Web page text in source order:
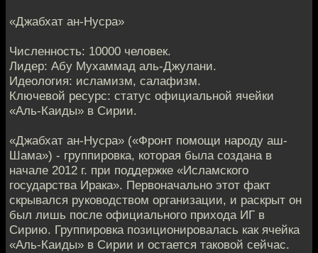
«Джабхат ан-Нусра»
Численность: 10000 человек.
Лидер: Абу Мухаммад аль-Джулани.
Идеология: исламизм, салафизм.
Ключевой ресурс: статус официальной ячейки
«Аль-Каиды» в Сирии.
«Джабхат ан-Нусра» («Фронт помощи народу аш-
Шама») - группировка, которая была создана в
начале 2012 г. при поддержке «Исламского
государства Ирака». Первоначально этот факт
скрывался руководством организации, и раскрыт он
был лишь после официального прихода ИГ в
Сирию. Группировка позиционировалась как ячейка
«Аль-Каиды» в Сирии и остается таковой сейчас.